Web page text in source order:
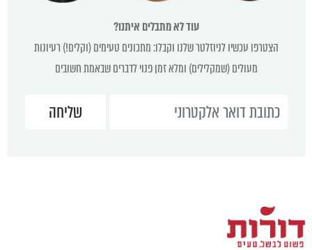
עוד לא מתבלים איתנו?
הצטרפו עכשיו לניוזלטר שלנו וקבלו: מתכונים טעימים (וקלים!) רעיונות
מעולים (שמקלילים) ומלא זמן פנוי לדברים שבאמת חשובים